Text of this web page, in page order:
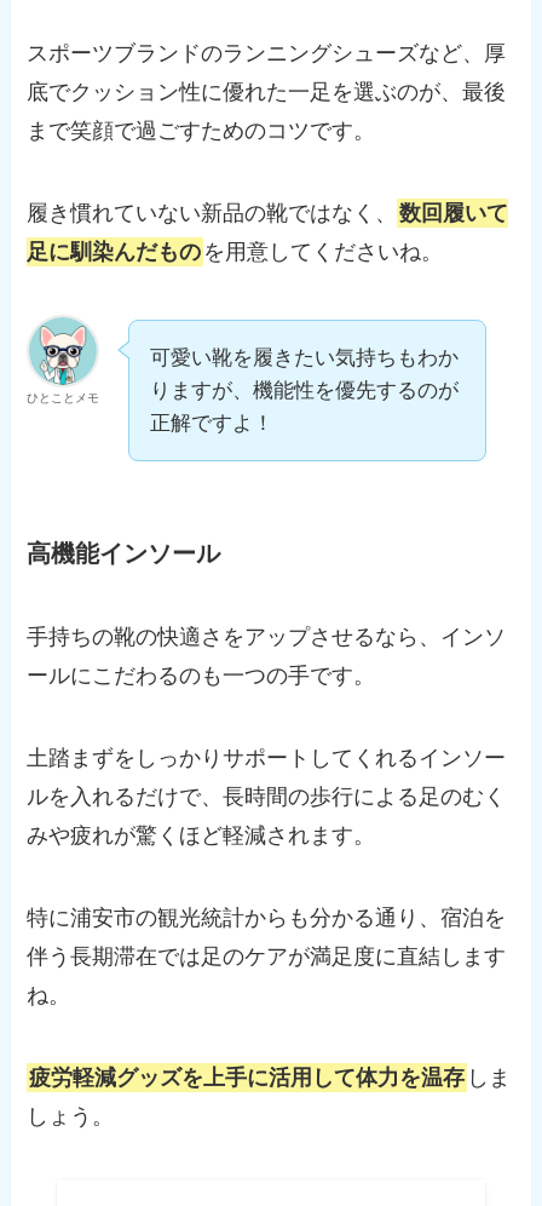
スポーツブランドのランニングシューズなど、厚
底でクッション性に優れた一足を選ぶのが、最後
まで笑顔で過ごすためのコツです。
履き慣れていない新品の靴ではなく、 数回履いて
足に馴染んだもの を用意してくださいね。
ひとことメモ
可愛い靴を履きたい気持ちもわか
りますが、機能性を優先するのが
正解ですよ！
高機能インソール
手持ちの靴の快適さをアップさせるなら、インソ
ールにこだわるのも一つの手です。
土踏まずをしっかりサポートしてくれるインソー
ルを入れるだけで、長時間の歩行による足のむく
みや疲れが驚くほど軽減されます。
特に浦安市の観光統計からも分かる通り、宿泊を
伴う長期滞在では足のケアが満足度に直結します
ね。
疲労軽減グッズを上手に活用して体力を温存 しま
しょう。